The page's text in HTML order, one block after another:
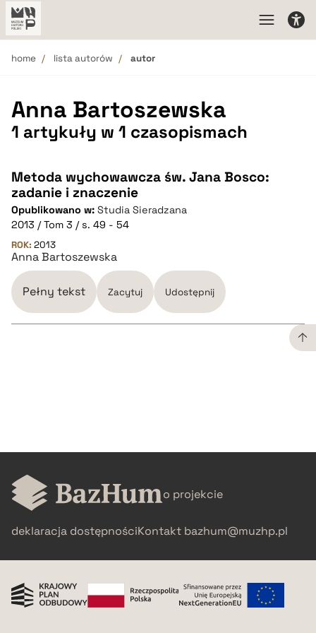
home lista autorów autor
Anna Bartoszewska
1 artykuły w 1 czasopismach
Metoda wychowawcza św. Jana Bosco:
zadanie i znaczenie
Opublikowano w: Studia Sieradzana
2013 / Tom 3 / s. 49 - 54
ROK: 2013
Anna Bartoszewska
Pełny tekst Zacytuj Udostępnij
BIBTEX
pobierz cytat o projekcie
deklaracja dostępnościKontakt bazhum@muzhp.pl